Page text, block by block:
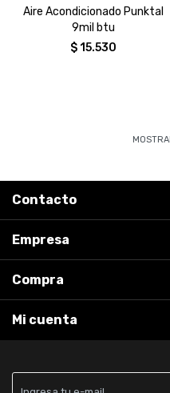
Aire Acondicionado Punktal
9mil btu
$15.530
Contacto
Empresa
Compra
Mi cuenta